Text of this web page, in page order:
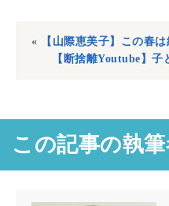
«
【山際恵美子】この春
【断捨離Youtube】
この記事の執